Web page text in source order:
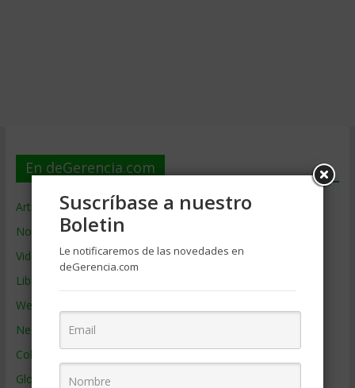
En deGerencia.com
Artículos de Gerencia
Noticias de Gerencia
Videos de Gerencia
Libros de Gerencia
Webs de Gerencia
Negocios por País
Colaboradores de Gerencia
Glosario
Suscríbase a nuestro
Boletin
Le notificaremos de las novedades en
deGerencia.com